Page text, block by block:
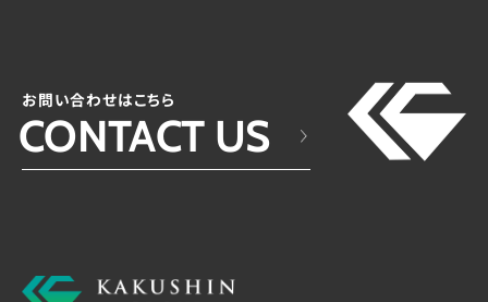
お問い合わせはこちら
CONTACT US